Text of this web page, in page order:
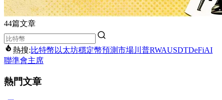
44篇文章
熱搜:比特幣 以太坊穩定幣預測市場川普RWAUSDTDeFiAI
聯準會主席
熱門文章